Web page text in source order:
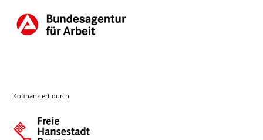
Kofinanziert durch: